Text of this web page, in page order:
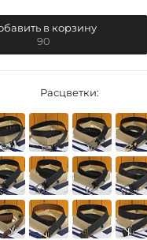
в корзину
90
Расцветки: